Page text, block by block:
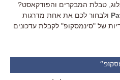
טבלת המבקרים והפודקאסט?
ולבחור לכם את אחת מדרגות
של "סינמסקופ" לקבלת עדכונים